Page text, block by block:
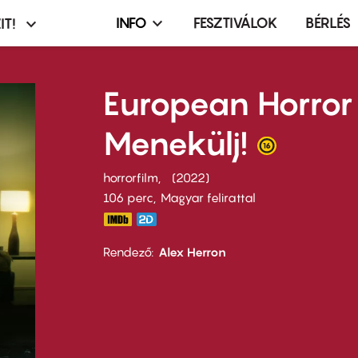
Infó,
terembérlés
menü
INFO FESZTIVÁLOK BÉRLÉS
European
Menekülj!
horrorfilm
2022
106 perc,
Magyar felirattal
Rendező Alex Herron